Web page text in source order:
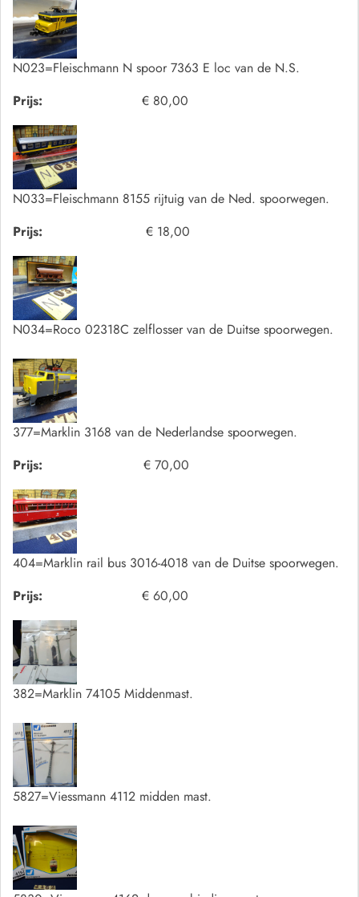
N023=Fleischmann N spoor 7363 E loc van de N.S.
Prijs:
€ 80,00
N033=Fleischmann 8155 rijtuig van de Ned. spoorwegen.
Prijs:
€ 18,00
N034=Roco 02318C zelflosser van de Duitse spoorwegen.
377=Marklin 3168 van de Nederlandse spoorwegen.
Prijs:
€ 70,00
404=Marklin rail bus 3016-4018 van de Duitse spoorwegen.
Prijs:
€ 60,00
382=Marklin 74105 Middenmast.
5827=Viessmann 4112 midden mast.